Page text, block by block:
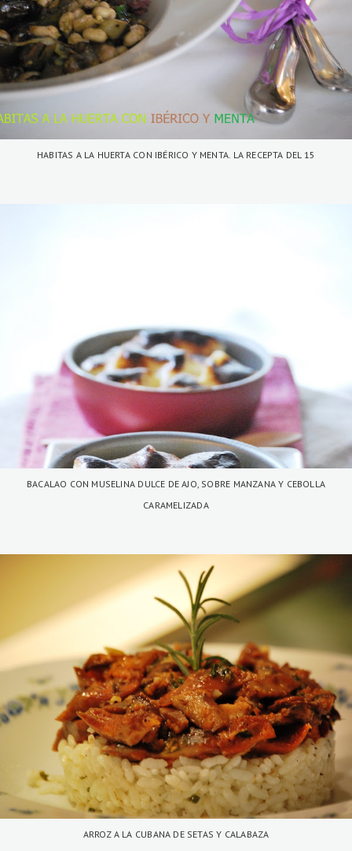
HABITAS A LA HUERTA CON IBÉRICO Y MENTA. LA RECEPTA DEL 15
BACALAO CON MUSELINA DULCE DE AJO, SOBRE MANZANA Y CEBOLLA
CARAMELIZADA
ARROZ A LA CUBANA DE SETAS Y CALABAZA